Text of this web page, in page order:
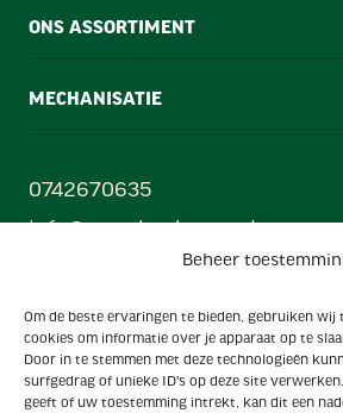
Beheer
Om de beste ervaringen te bieden, gebruiken wij
cookies om informatie over je apparaat op te
Door in te stemmen met deze technologieën
surfgedrag of unieke ID's op deze site
geeft of uw toestemming intrekt, kan dit een
ONS ASSORTIMENT
MECHANISATIE
0742670635
info@ezendamborne.nl
Oonksweg 35, 7622 AW, Borne
Hanzestraat 33, 7622 AX, Borne